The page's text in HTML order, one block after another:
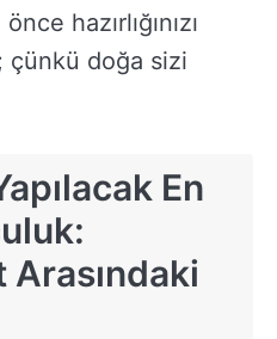
hazırlığınızı
çünkü doğa sizi
En